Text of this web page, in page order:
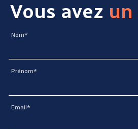
Vous avez
Nom*
Prénom*
Email*